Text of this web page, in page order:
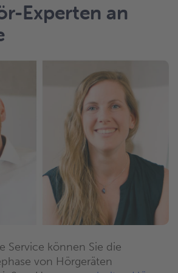
Experten an
Service können Sie die
von Hörgeräten